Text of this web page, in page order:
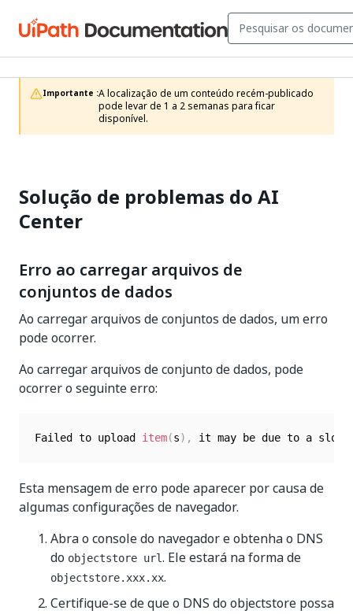
Importante :A localização de um conteúdo recém-publicado
pode levar de 1 a 2 semanas para ficar
disponível.
Solução de problemas do AI
Center
Erro ao carregar arquivos de
conjuntos de dados
Ao carregar arquivos de conjuntos de dados, um erro
pode ocorrer.
Ao carregar arquivos de conjunto de dados, pode
ocorrer o seguinte erro:
Failed to upload item(s) , it may be due to a
Esta mensagem de erro pode aparecer por causa de
algumas configurações de navegador.
Abra o console do navegador e obtenha o DNS
do objectstore url. Ele estará na forma de
objectstore.xxx.xx.
Certifique-se de que o DNS do objectstore possa